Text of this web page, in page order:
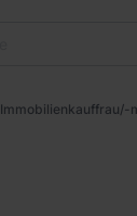
Immobilienkauffrau/-